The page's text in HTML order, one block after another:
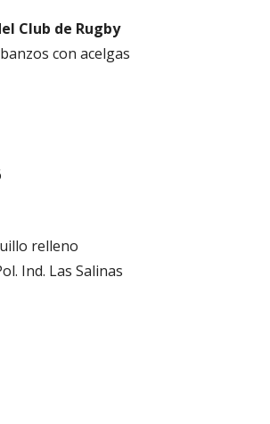
Club de Rugby
con acelgas
relleno
Ind. Las Salinas